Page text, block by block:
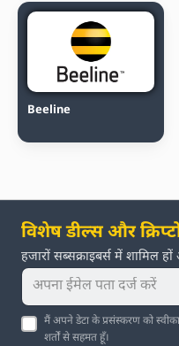
Beeline
विशेष डील्स और
हजारों सब्सक्राइबर्स में शामिल
मैं अपने डेटा के प्रसंस्करण को
शर्तों से सहमत हूँ।